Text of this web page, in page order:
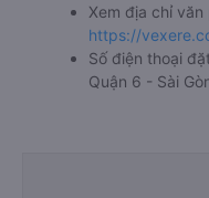
Xem địa chỉ
https://
Số điện thoại
Quận 6 - Sài